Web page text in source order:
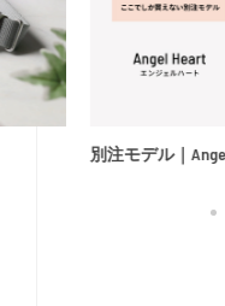
別注モデル｜